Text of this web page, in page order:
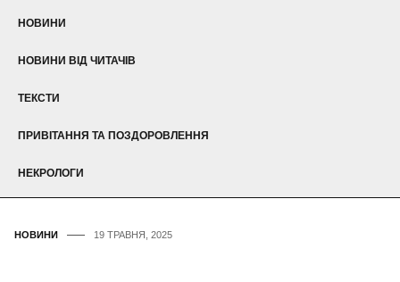
НОВИНИ
НОВИНИ ВІД ЧИТАЧІВ
ТЕКСТИ
ПРИВІТАННЯ ТА ПОЗДОРОВЛЕННЯ
НЕКРОЛОГИ
НОВИНИ 19 ТРАВНЯ, 2025